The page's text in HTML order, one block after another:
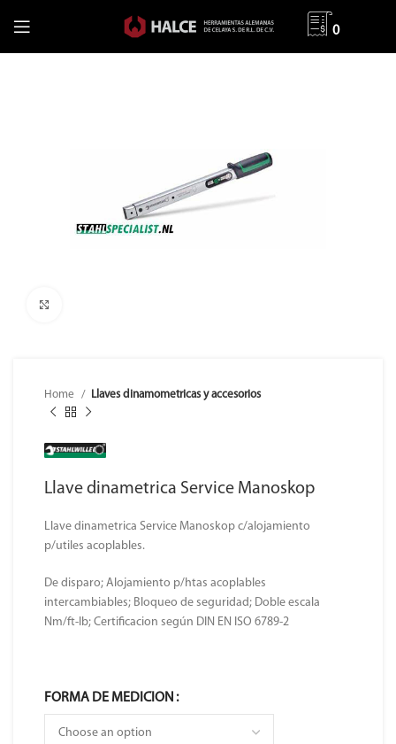
0
Home Llaves dinamometricas y accesorios
Llave dinametrica Service Manoskop
Llave dinametrica Service Manoskop c/alojamiento
p/utiles acoplables.
De disparo; Alojamiento p/htas acoplables
intercambiables; Bloqueo de seguridad; Doble escala
Nm/ft-lb; Certificacion según DIN EN ISO 6789-2
FORMA DE MEDICION